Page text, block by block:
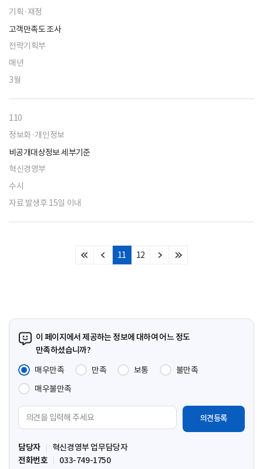
기획·재정
고객만족도 조사
전략기획부
매년
3월
110
정보화·개인정보
비공개대상정보 세부기준
혁신경영부
수시
자료 발생후 15일 이내
처
이
11 12
다
마
이 페이지에서 제공하는 정보에 대하여 어느 정도
만족하셨습니까?
매우만족
만족 보통
불만족
매우불만족
견
입
력
담당자
혁신경영부 업무담당자
전화번호
033-749-1750